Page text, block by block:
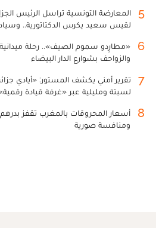
5
المعارضة التونسية تراسل الرئيس
لقيس سعيد يكرس الدكتاتورية..
6
«مطارِدو سموم الصيف».. رحلة
والزواحف بشوارع الدار البيضاء
7
تقرير أمني يكشف المستور: «أيادي
لسبتة ومليلية عبر «غرفة قيادة
8
أسعار المحروقات بالمغرب تقفز
ومنافسة صورية